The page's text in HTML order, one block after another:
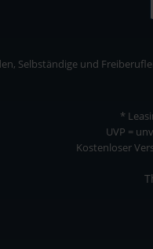
Selbständige und
*
UVP =
Kostenloser